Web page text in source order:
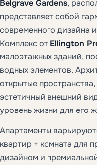
Belgrave Gardens,
представляет собой
современного дизайна
Комплекс от Ellington
малоэтажных зданий,
водных элементов.
открытые
эстетичный внешний
уровень жизни для его
Апартаменты
квартир + комната для
дизайном и